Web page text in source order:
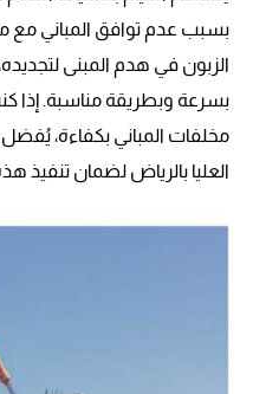
بسبب عدم توافق المباني مع
الزبون في هدم المبنى
بسرعة وبطريقة مناسبة. إذا
مخلفات المباني بكفاءة،
العليا بالرياض لضمان